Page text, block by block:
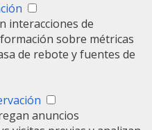
interacciones de
sobre métricas
de rebote y fuentes de
anuncios